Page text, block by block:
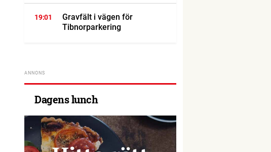
19:01
Gravfält i vägen för
Tibnorparkering
Dagens lunch